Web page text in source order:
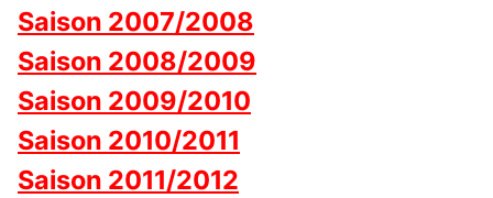
Saison 2007/2008
Saison 2008/2009
Saison 2009/2010
Saison 2010/2011
Saison 2011/2012